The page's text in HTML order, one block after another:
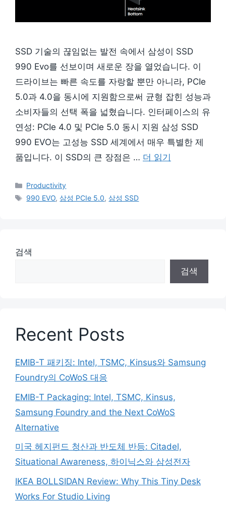
SSD 기술의 끊임없는 발전 속에서 삼성이 SSD
990 Evo를 선보이며 새로운 장을 열었습니다. 이
드라이브는 빠른 속도를 자랑할 뿐만 아니라, PCIe
5.0과 4.0을 동시에 지원함으로써 균형 잡힌 성능과
소비자들의 선택 폭을 넓혔습니다. 인터페이스의 유
연성: PCIe 4.0 및 PCIe 5.0 동시 지원 삼성 SSD
990 EVO는 고성능 SSD 세계에서 매우 특별한 제
품입니다. 이 SSD의 큰 장점은 … 더 읽기
카
테
Productivity
태
990 EVO,삼성 PCIe 5.0,삼성 SSD
검색
검색
Recent Posts
EMIB-T 패키징: Intel, TSMC, Kinsus와 Samsung
Foundry의 CoWoS 대응
EMIB-T Packaging: Intel, TSMC, Kinsus,
Samsung Foundry and the Next CoWoS
Alternative
미국 헤지펀드 청산과 반도체 반등: Citadel,
Situational Awareness, 하이닉스와 삼성전자
IKEA BOLLSIDAN Review: Why This Tiny Desk
Works For Studio Living